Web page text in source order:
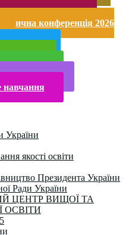
конференція 2026
навчання
України
якості освіти
Президента України
Ради України
ЦЕНТР ВИЩОЇ ТА
ОСВІТИ